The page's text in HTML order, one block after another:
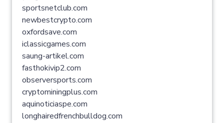
sportsnetclub.com
newbestcrypto.com
oxfordsave.com
iclassicgames.com
saung-artikel.com
fasthokivip2.com
observersports.com
cryptominingplus.com
aquinoticiaspe.com
longhairedfrenchbulldog.com